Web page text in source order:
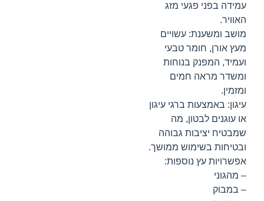
עמידה בפני פגעי מזג
האוויר.
מושב ומשענת: עשויים
מעץ אורן, חומר טבעי
ועמיד, המפנק בנוחות
ומשדר מראה חמים
ומזמין.
עיגון: באמצעות ברגי עיגון
או עוגנים לבטון, מה
שמבטיח יציבות גבוהה
ובטיחות בשימוש ממושך.
אפשרויות עץ נוספות:
– מהגוני
– במבוק